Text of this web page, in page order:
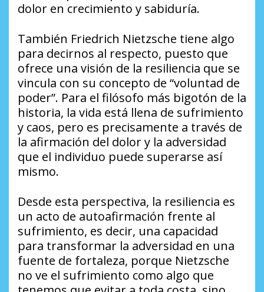
dolor en crecimiento y sabiduría.
También Friedrich Nietzsche tiene algo
para decirnos al respecto, puesto que
ofrece una visión de la resiliencia que se
vincula con su concepto de “voluntad de
poder”. Para el filósofo más bigotón de la
historia, la vida está llena de sufrimiento
y caos, pero es precisamente a través de
la afirmación del dolor y la adversidad
que el individuo puede superarse así
mismo.
Desde esta perspectiva, la resiliencia es
un acto de autoafirmación frente al
sufrimiento, es decir, una capacidad
para transformar la adversidad en una
fuente de fortaleza, porque Nietzsche
no ve el sufrimiento como algo que